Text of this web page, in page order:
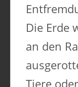
Die Erde
an den
Tiere